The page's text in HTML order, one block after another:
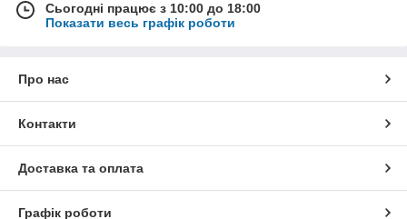
Сьогодні працює з 10:00 до 18:00
Показати весь графік роботи
Про нас
Контакти
Доставка та оплата
Графік роботи